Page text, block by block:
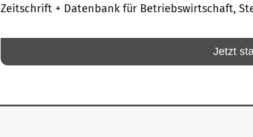
Zeitschrift + Datenbank für Betriebswirtschaft,
Jetzt